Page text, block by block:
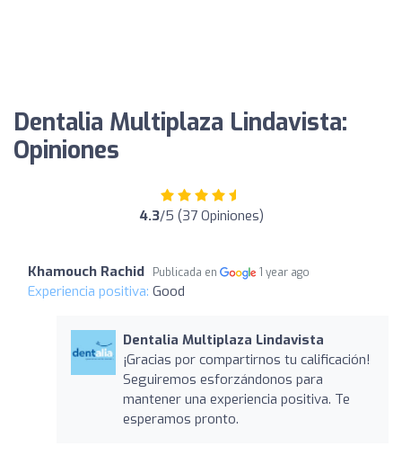
Dentalia Multiplaza Lindavista:
Opiniones
4.3/5 (37 Opiniones)
Khamouch Rachid Publicada en 1 year ago
Experiencia positiva: Good
Dentalia Multiplaza Lindavista
¡Gracias por compartirnos tu calificación!
Seguiremos esforzándonos para
mantener una experiencia positiva. Te
esperamos pronto.